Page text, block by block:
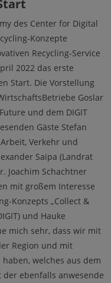
des Center for Digital
Konzepte
Recycling-Service
2022 das erste
Start. Die Vorstellung
Goslar
und dem DIGIT
Gäste Stefan
Verkehr und
Saipa (Landrat
Joachim Schachtner
mit großem Interesse
Konzepts „Collect &
und Hauke
mich sehr, dass wir mit
Region und mit
welches aus dem
der ebenfalls anwesende